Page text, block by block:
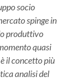
socio
spinge in
produttivo
quasi
il concetto più
analisi del